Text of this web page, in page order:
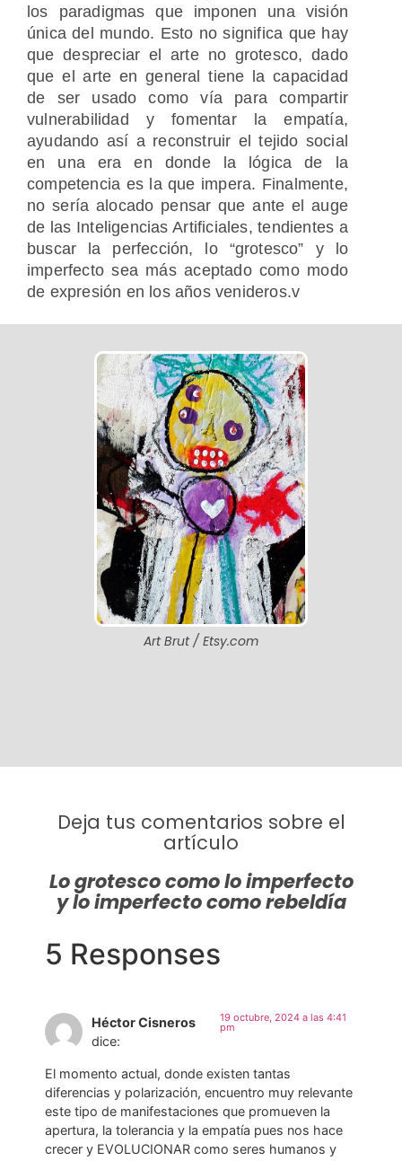
Art Brut / Etsy.com
los paradigmas que imponen una visión
única del mundo. Esto no significa que hay
que despreciar el arte no grotesco, dado
que el arte en general tiene la capacidad
de ser usado como vía para compartir
vulnerabilidad y fomentar la empatía,
ayudando así a reconstruir el tejido social
en una era en donde la lógica de la
competencia es la que impera. Finalmente,
no sería alocado pensar que ante el auge
de las Inteligencias Artificiales, tendientes a
buscar la perfección, lo “grotesco” y lo
imperfecto sea más aceptado como modo
de expresión en los años venideros.v
Deja tus comentarios sobre el
artículo
Lo grotesco como lo imperfecto
y lo imperfecto como rebeldía
5 Responses
Héctor Cisneros
dice:
19 octubre, 2024 a las 4:41
pm
El momento actual, donde existen tantas
diferencias y polarización, encuentro muy relevante
este tipo de manifestaciones que promueven la
apertura, la tolerancia y la empatía pues nos hace
crecer y EVOLUCIONAR como seres humanos y